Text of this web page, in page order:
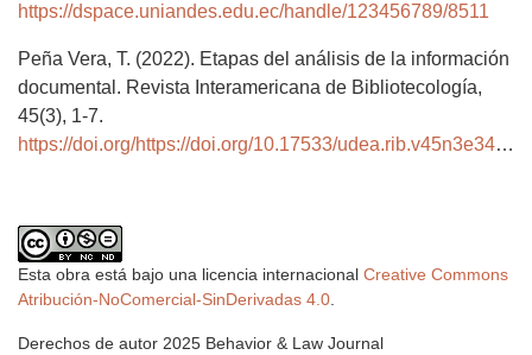
https://dspace.uniandes.edu.ec/handle/123456789/8511
Peña Vera, T. (2022). Etapas del análisis de la información
documental. Revista Interamericana de Bibliotecología,
45(3), 1-7.
https://doi.org/https://doi.org/10.17533/udea.rib.v45n3e340545
Esta obra está bajo una licencia internacional Creative Commons
Atribución-NoComercial-SinDerivadas 4.0.
Derechos de autor 2025 Behavior & Law Journal